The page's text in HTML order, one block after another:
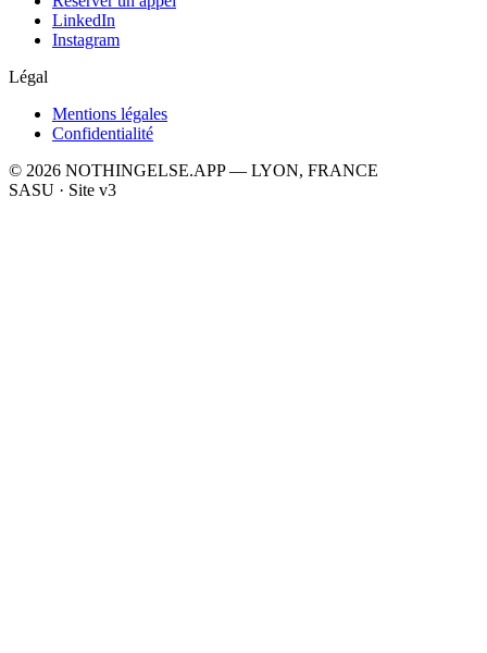
LinkedIn
Instagram
Légal
Mentions légales
Confidentialité
© 2026 NOTHINGELSE.APP — LYON, FRANCE
SASU · Site v3